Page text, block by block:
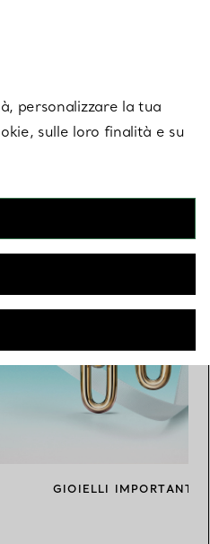
GIOIELLI IMPORTANTI
personalizzare la tua
sulle loro finalità e su